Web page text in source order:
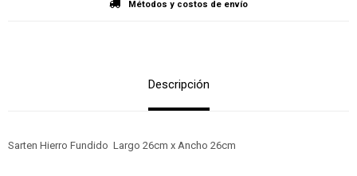
Métodos y costos de envío
Descripción
Sarten Hierro Fundido Largo 26cm x Ancho 26cm